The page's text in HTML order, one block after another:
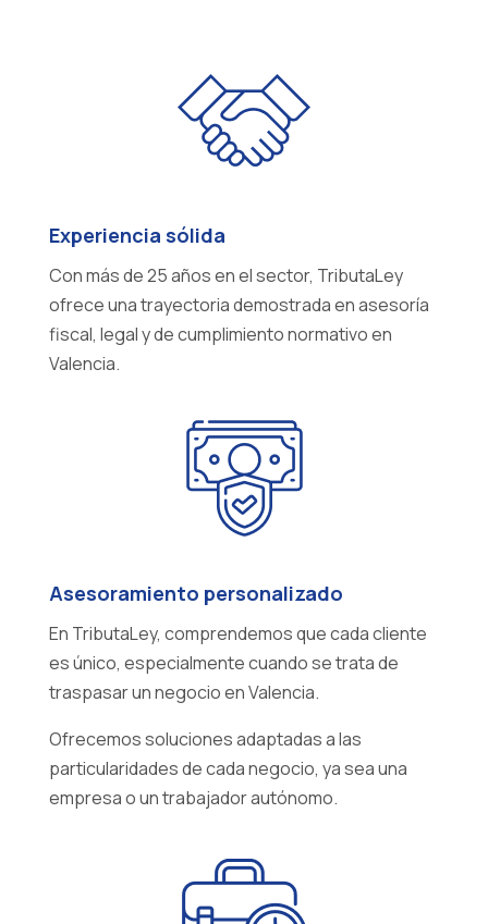
Experiencia sólida
Con más de 25 años en el sector, TributaLey
ofrece una trayectoria demostrada en asesoría
fiscal, legal y de cumplimiento normativo en
Valencia.
Asesoramiento personalizado
En TributaLey, comprendemos que cada cliente
es único, especialmente cuando se trata de
traspasar un negocio en Valencia.
Ofrecemos soluciones adaptadas a las
particularidades de cada negocio, ya sea una
empresa o un trabajador autónomo.